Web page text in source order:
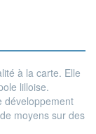
à la carte. Elle
lilloise.
développement
moyens sur des